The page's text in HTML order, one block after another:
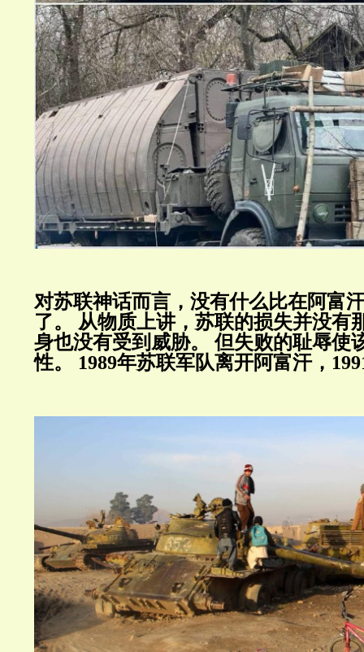
对苏联神话而言，没有什么比在阿富
了。
从物质上讲，苏联的损失并没有
身也没有受到威胁。
但失败的耻辱使
性。
1989年苏联军队离开阿富汗，